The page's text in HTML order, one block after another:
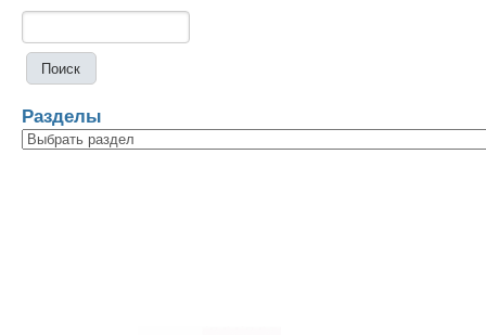
Разделы